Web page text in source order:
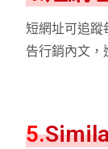
短網址可追蹤
告行銷內文，
5.